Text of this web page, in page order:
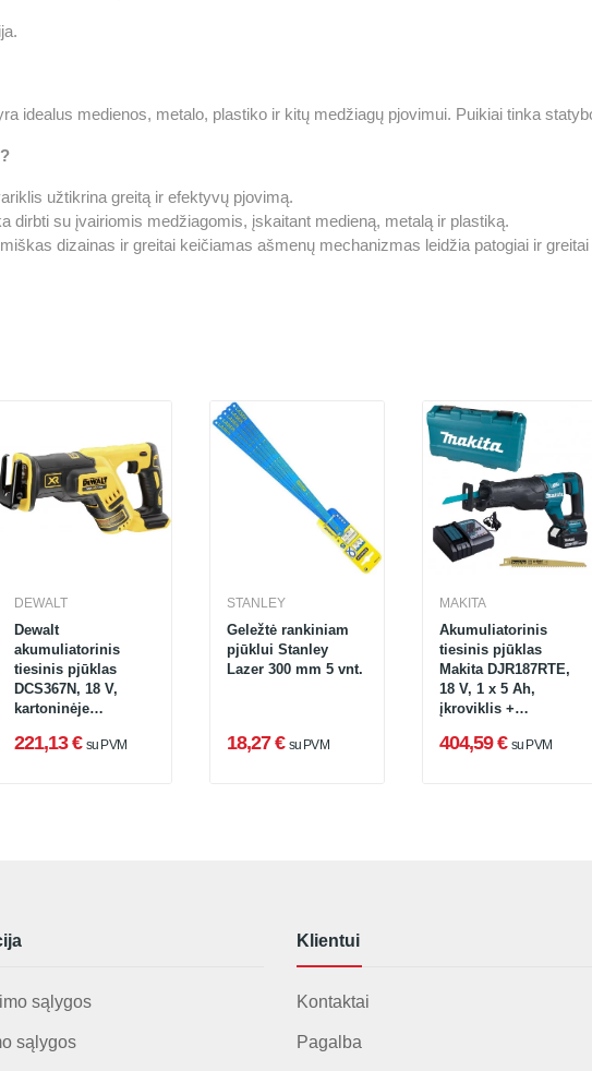
idealus medienos, metalo, plastiko ir kitų medžiagų pjovimui. Puikiai tinka
užtikrina greitą ir efektyvų pjovimą.
dirbti su įvairiomis medžiagomis, įskaitant medieną, metalą ir plastiką.
dizainas ir greitai keičiamas ašmenų mechanizmas leidžia patogiai ir greitai
DEWALT
Dewalt
akumuliatorinis
tiesinis pjūklas
DCS367N, 18 V,
kartoninėje
akumuliatoriaus ir
221,13 € su PVM
STANLEY
Geležtė rankiniam
pjūklui Stanley
Lazer 300 mm 5 vnt.
18,27 € su PVM
MAKITA
Akumuliatorinis
tiesinis pjūklas
Makita DJR187RTE,
18 V, 1 x 5 Ah,
įkroviklis +
404,59 € su PVM
sąlygos
sąlygos
Klientui
Kontaktai
Pagalba